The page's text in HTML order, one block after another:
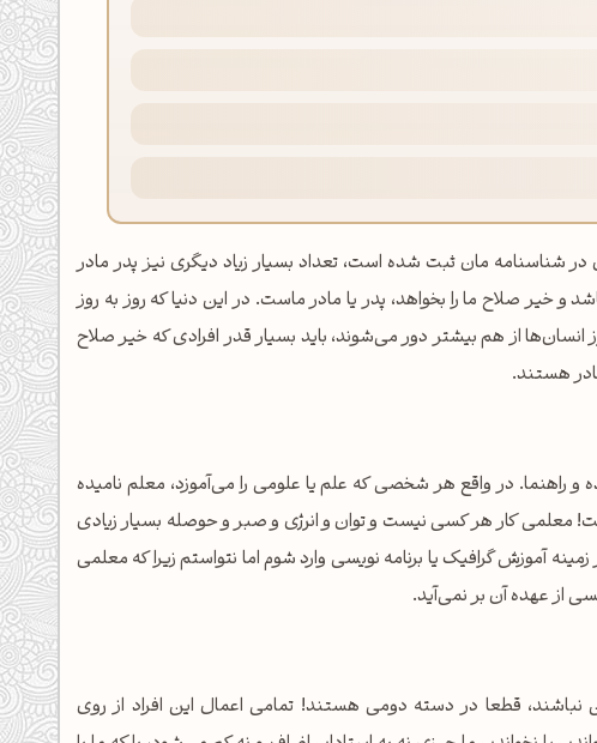
در شناسنامه مان ثبت شده است، تعداد بسیار زیاد دیگری نیز پدر مادر
خیر صلاح ما را بخواهد، پدر یا مادر ماست. در این دنیا که روز به روز
از هم بیشتر دور می‌شوند، باید بسیار قدر افرادی که خیر صلاح
هستند.
در واقع هر شخصی که علم یا علومی را می‌آموزد، معلم نامیده
معلمی کار هر کسی نیست و توان و انرژی و صبر و حوصله بسیار زیادی
آموزش گرافیک یا برنامه نویسی وارد شوم اما نتواستم زیرا که معلمی
از عهده آن بر نمی‌آید.
قطعا در دسته دومی هستند! تمامی اعمال این افراد از روی